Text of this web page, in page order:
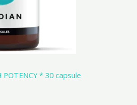
* 30 capsule